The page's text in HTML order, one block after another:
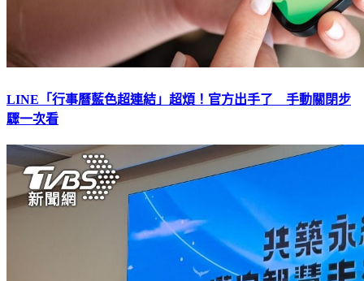
LINE「行事曆藍色超連結」超煩！官方出手了 手動關閉步
驟一次看